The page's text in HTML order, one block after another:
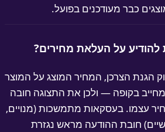
כבר מעודכנים בפועל.
על העלאת מחירים?
הצרכן, המחיר המוצג על המוצר
בקופה — ולכן את התצוגה חובה
עצמו. בעסקאות מתמשכות (מנויים,
חובת ההודעה מראש נגזרת